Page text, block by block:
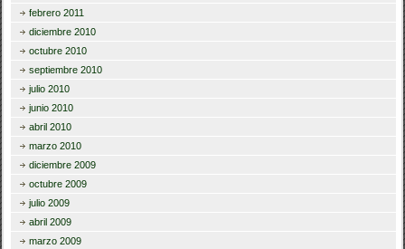
febrero 2011
diciembre 2010
octubre 2010
septiembre 2010
julio 2010
junio 2010
abril 2010
marzo 2010
diciembre 2009
octubre 2009
julio 2009
abril 2009
marzo 2009